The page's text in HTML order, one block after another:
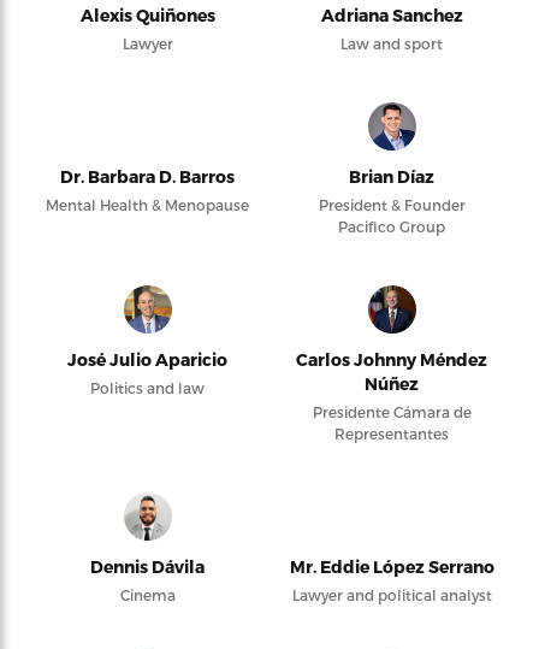
Alexis Quiñones
Lawyer
Adriana Sanchez
Law and sport
Dr. Barbara D. Barros
Mental Health & Menopause
Brian Díaz
President & Founder
Pacifico Group
José Julio Aparicio
Politics and law
Carlos Johnny Méndez
Núñez
Presidente Cámara de
Representantes
Dennis Dávila
Cinema
Mr. Eddie López Serrano
Lawyer and political analyst